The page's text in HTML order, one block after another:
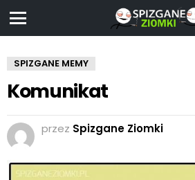
SPIZGANE MEMY
Komunikat
przez Spizgane Ziomki